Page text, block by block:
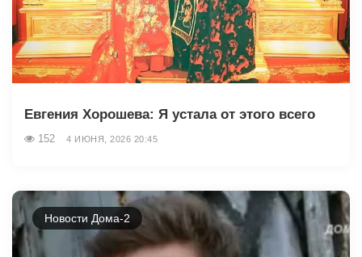
Евгения Хорошева: Я устала от этого всего
152 4 ИЮНЯ, 2026 20:45
Новости Дома-2